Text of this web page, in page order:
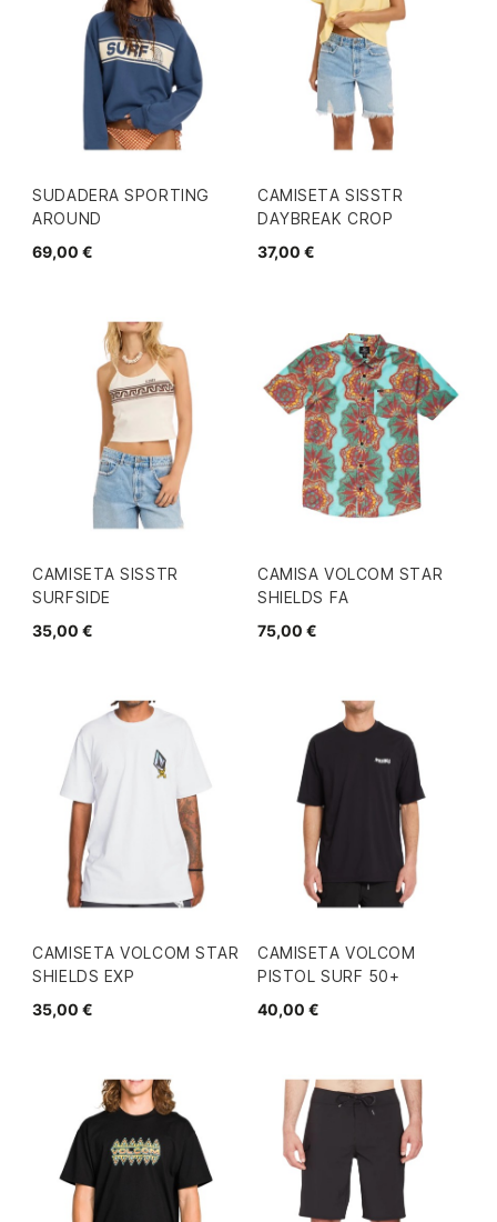
SUDADERA SPORTING
AROUND
69,00 €
CAMISETA SISSTR
DAYBREAK CROP
37,00 €
CAMISETA SISSTR
SURFSIDE
35,00 €
CAMISA VOLCOM STAR
SHIELDS FA
75,00 €
CAMISETA VOLCOM STAR
SHIELDS EXP
35,00 €
CAMISETA VOLCOM
PISTOL SURF 50+
40,00 €